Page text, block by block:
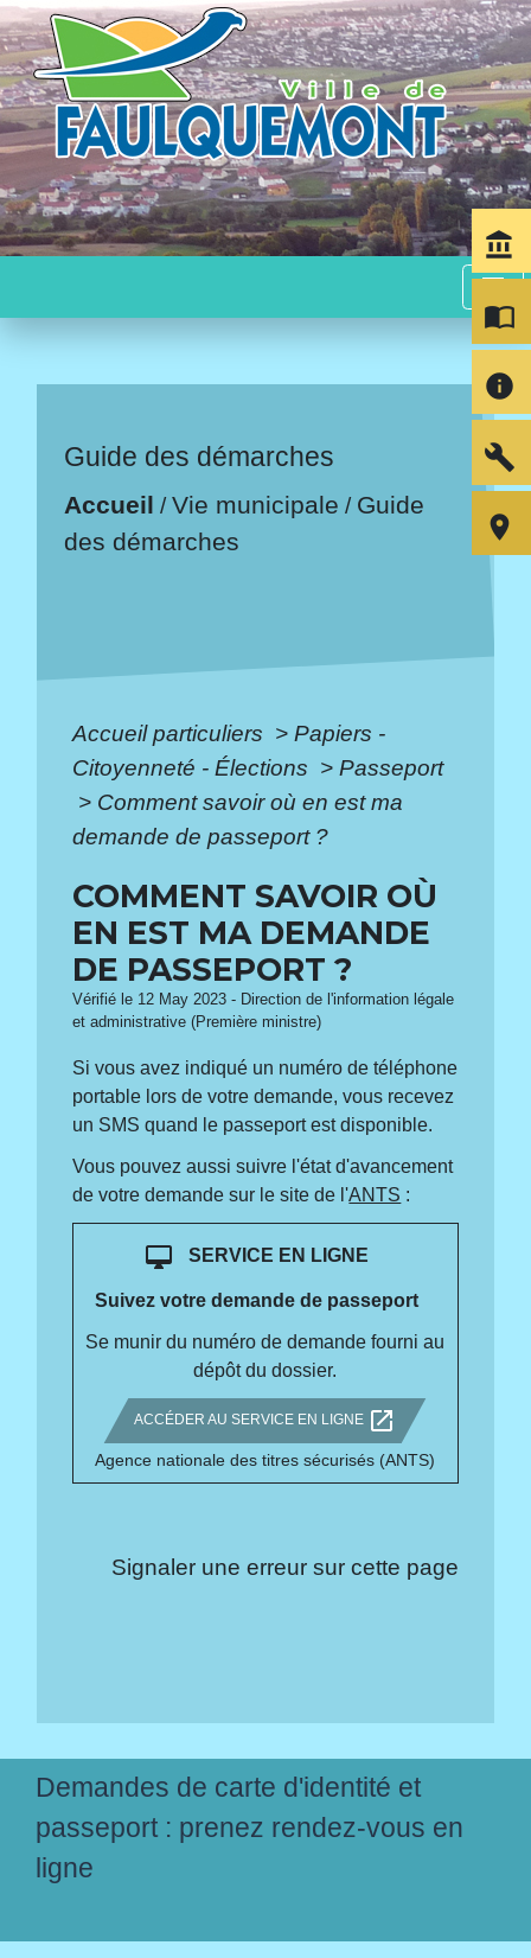
menu
Guide des démarches
Accueil /Vie municipale / Guide
des démarches
Accueil particuliers > Papiers -
Citoyenneté - Élections > Passeport
> Comment savoir où en est ma
demande de passeport ?
COMMENT SAVOIR OÙ
EN EST MA DEMANDE
DE PASSEPORT ?
Vérifié le 12 May 2023 - Direction de l'information légale
et administrative (Première ministre)
Si vous avez indiqué un numéro de téléphone
portable lors de votre demande, vous recevez
un SMS quand le passeport est disponible.
Vous pouvez aussi suivre l'état d'avancement
de votre demande sur le site de l'ANTS :
desktop_mac SERVICE EN LIGNE
Suivez votre demande de passeport
Se munir du numéro de demande fourni au
dépôt du dossier.
ACCÉDER AU SERVICE EN LIGNE open_in_new
Agence nationale des titres sécurisés (ANTS)
Signaler une erreur sur cette page
Demandes de carte d'identité et
passeport : prenez rendez-vous en
ligne
account_balance
import_contacts
info
build
room